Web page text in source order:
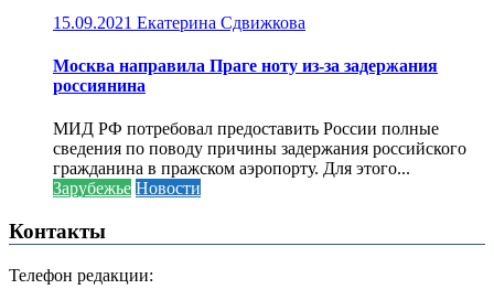
15.09.2021 Екатерина Сдвижкова
Москва направила Праге ноту из-за задержания
россиянина
МИД РФ потребовал предоставить России полные
сведения по поводу причины задержания российского
гражданина в пражском аэропорту. Для этого...
Зарубежье Новости
Контакты
Телефон редакции: